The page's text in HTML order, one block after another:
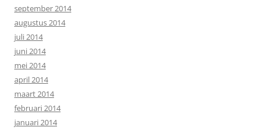
september 2014
augustus 2014
juli 2014
juni 2014
mei 2014
april 2014
maart 2014
februari 2014
januari 2014